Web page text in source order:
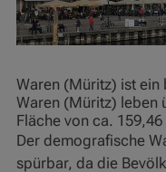
Waren (Müritz) ist ein
Waren (Müritz) leben
Fläche von ca. 159,46
Der demografische
spürbar, da die